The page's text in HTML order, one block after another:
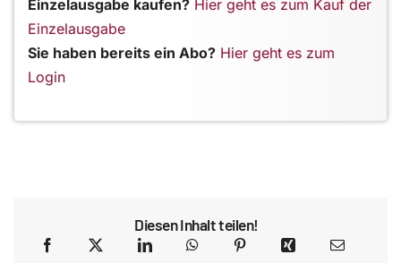
Einzelausgabe kaufen? Hier geht es zum Kauf der
Einzelausgabe
Sie haben bereits ein Abo? Hier geht es zum
Login
Diesen Inhalt teilen!